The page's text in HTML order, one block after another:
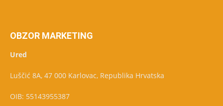
OBZOR MARKETING
Ured
Luščić 8A, 47 000 Karlovac, Republika Hrvatska
OIB: 55143955387